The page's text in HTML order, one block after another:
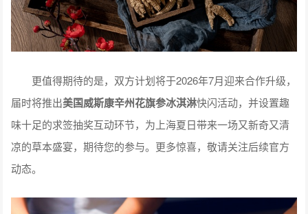
更值得期待的是，双方计划将于2026年7月迎来合作升级，
届时将推出美国威斯康辛州花旗参冰淇淋快闪活动，并设置趣
味十足的求签抽奖互动环节，为上海夏日带来一场又新奇又清
凉的草本盛宴，期待您的参与。更多惊喜，敬请关注后续官方
动态。